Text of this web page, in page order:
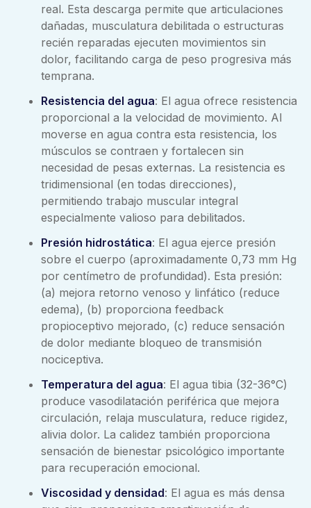
real. Esta descarga permite que articulaciones
dañadas, musculatura debilitada o estructuras
recién reparadas ejecuten movimientos sin
dolor, facilitando carga de peso progresiva más
temprana.
Resistencia del agua: El agua ofrece resistencia
proporcional a la velocidad de movimiento. Al
moverse en agua contra esta resistencia, los
músculos se contraen y fortalecen sin
necesidad de pesas externas. La resistencia es
tridimensional (en todas direcciones),
permitiendo trabajo muscular integral
especialmente valioso para debilitados.
Presión hidrostática: El agua ejerce presión
sobre el cuerpo (aproximadamente 0,73 mm Hg
por centímetro de profundidad). Esta presión:
(a) mejora retorno venoso y linfático (reduce
edema), (b) proporciona feedback
propioceptivo mejorado, (c) reduce sensación
de dolor mediante bloqueo de transmisión
nociceptiva.
Temperatura del agua: El agua tibia (32-36°C)
produce vasodilatación periférica que mejora
circulación, relaja musculatura, reduce rigidez,
alivia dolor. La calidez también proporciona
sensación de bienestar psicológico importante
para recuperación emocional.
Viscosidad y densidad: El agua es más densa